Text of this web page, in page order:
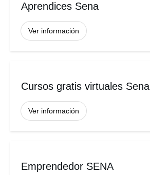
Aprendices Sena
Ver información
Cursos gratis virtuales Sena
Ver información
Emprendedor SENA